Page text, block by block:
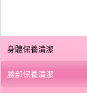
身體保養清潔
臉部保養清潔